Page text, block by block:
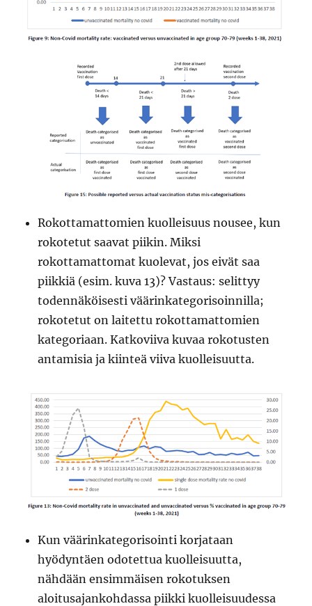
Rokottamattomien kuolleisuus nousee, kun
rokotetut saavat piikin. Miksi
rokottamattomat kuolevat, jos eivät saa
piikkiä (esim. kuva 13)? Vastaus: selittyy
todennäköisesti väärinkategorisoinnilla;
rokotetut on laitettu rokottamattomien
kategoriaan. Katkoviiva kuvaa rokotusten
antamisia ja kiinteä viiva kuolleisuutta.
Kun väärinkategorisointi korjataan
hyödyntäen odotettua kuolleisuutta,
nähdään ensimmäisen rokotuksen
aloitusajankohdassa piikki kuolleisuudessa